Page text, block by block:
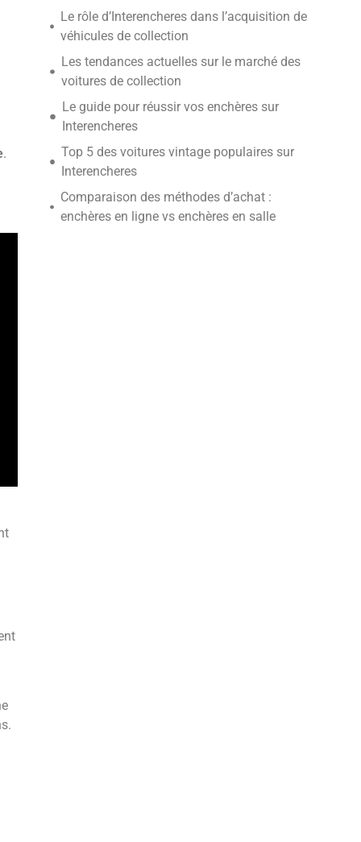
.
Le rôle d’Interencheres dans l’acquisition de
véhicules de collection
Les tendances actuelles sur le marché des
voitures de collection
Le guide pour réussir vos enchères sur
Interencheres
Top 5 des voitures vintage populaires sur
Interencheres
Comparaison des méthodes d’achat :
enchères en ligne vs enchères en salle